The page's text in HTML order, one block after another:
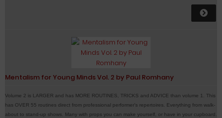
Mentalism for Young Minds Vol. 2 by Paul Romhany
Volume 2 is LARGER and has MORE ROUTINES, TRICKS and ADVICE than volume 1. This
has OVER 55 routines direct from professional performer's repertoires. Everything from walk-
about to stand-up shows. Many with props you can make yourself, or have in your cupboard.